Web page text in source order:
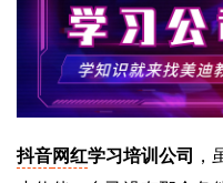
抖音网红学习培训公司
，